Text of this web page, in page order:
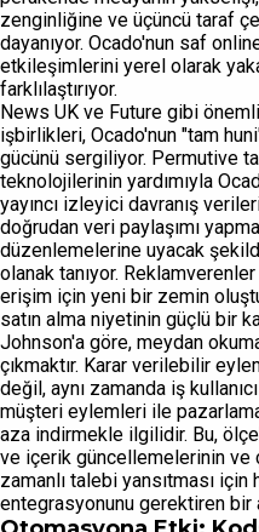
zenginliğine ve üçüncü taraf
dayanıyor. Ocado'nun saf
etkileşimlerini yerel olarak
farklılaştırıyor.
News UK ve Future gibi
işbirlikleri, Ocado'nun "tam
gücünü sergiliyor. Permutive
teknolojilerinin yardımıyla
yayıncı izleyici davranış
doğrudan veri paylaşımı
düzenlemelerine uyacak
olanak tanıyor.
erişim için yeni bir zemin
satın alma niyetinin güçlü bir
Johnson'a göre, meydan
çıkmaktır. Karar verilebilir
değil, aynı zamanda iş
müşteri eylemleri ile
aza indirmekle ilgilidir. Bu,
ve içerik güncellemelerinin
zamanlı talebi yansıtması için
entegrasyonunu gerektiren bir